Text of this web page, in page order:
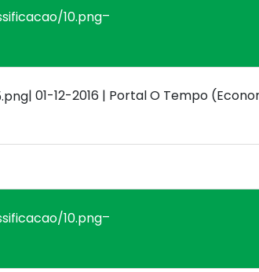
–
| 01-12-2016 | Portal O Tempo
–